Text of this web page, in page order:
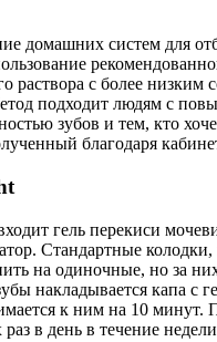
домашних систем для
раствора с более низким
подходит людям с
зубов и тем, кто
благодаря
гель перекиси
Стандартные
на одиночные, но за
накладывается капа с
к ним на 10 минут.
в день в течение